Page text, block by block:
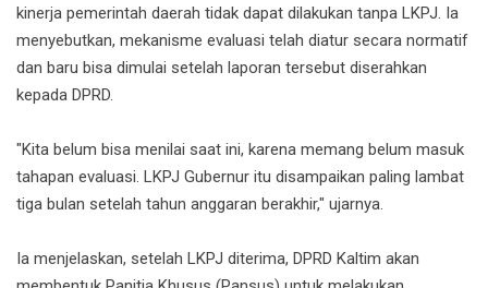
kinerja pemerintah daerah tidak dapat dilakukan tanpa LKPJ. Ia
menyebutkan, mekanisme evaluasi telah diatur secara normatif
dan baru bisa dimulai setelah laporan tersebut diserahkan
kepada DPRD.
"Kita belum bisa menilai saat ini, karena memang belum masuk
tahapan evaluasi. LKPJ Gubernur itu disampaikan paling lambat
tiga bulan setelah tahun anggaran berakhir," ujarnya.
Ia menjelaskan, setelah LKPJ diterima, DPRD Kaltim akan